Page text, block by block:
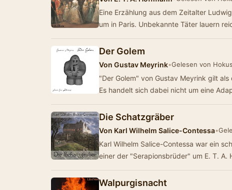
Eine Erzählung aus dem Zeitalter
um in Paris. Unbekannte Täter lauern
Der Golem
Von Gustav Meyrink•Gelesen von
"Der Golem" von Gustav Meyrink gilt
Es handelt sich dabei nicht um eine
Die Schatzgräber
Von Karl Wilhelm Salice-Contessa•
Karl Wilhelm Salice-Contessa war ein schlesischer Dichter der Romantik. Er war
einer der "Serapionsbrüder" um E. T. A.
Walpurgisnacht